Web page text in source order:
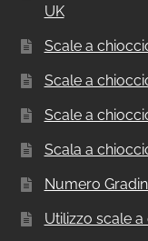
UK
Scale a
Scale a
Scale a
Scala a
Numero
Utilizzo scale